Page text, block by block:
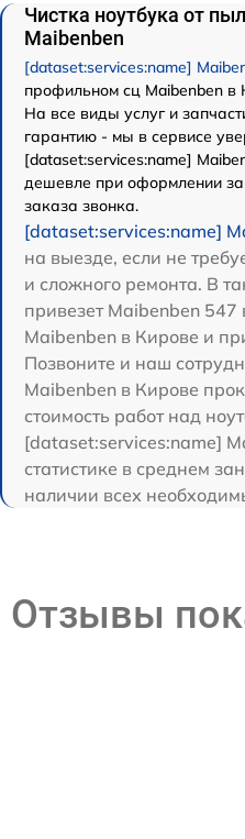
Чистка ноутбука от
Maibenben
[dataset:services:name]
профильном сц Maibenben
На все виды услуг и
гарантию - мы в сервисе
[dataset:services:name]
дешевле при оформлении
заказа звонка.
[dataset:services:name]
на выезде, если не
и сложного ремонта. В
привезет Maibenben 547
Maibenben в Кирове и
Позвоните и наш
Maibenben в Кирове
стоимость работ над
[dataset:services:name]
статистике в среднем
наличии всех
Отзывы